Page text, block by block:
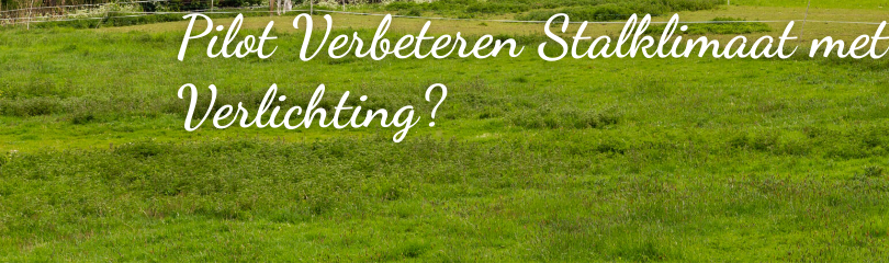
Pilot Verbeteren Stalklimaat met
Verlichting?